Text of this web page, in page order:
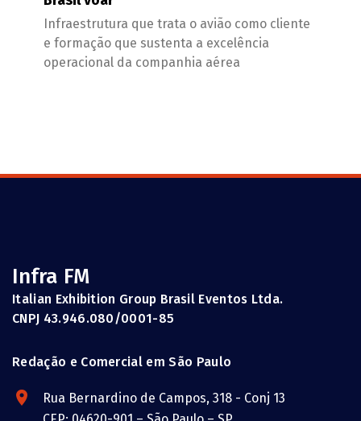
Infraestrutura que trata o avião como cliente
e formação que sustenta a excelência
operacional da companhia aérea
Infra FM
Italian Exhibition Group Brasil Eventos Ltda.
CNPJ 43.946.080/0001-85
Redação e Comercial em São Paulo
Rua Bernardino de Campos, 318 - Conj 13